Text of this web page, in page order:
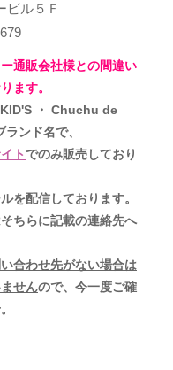
ビル５Ｆ
通販会社様との間違い
ます。
・ Chuchu de
ンド名で、
トでのみ販売しており
を配信しております。
ちらに記載の連絡先へ
合わせ先がない場合は
せんので、今一度ご確